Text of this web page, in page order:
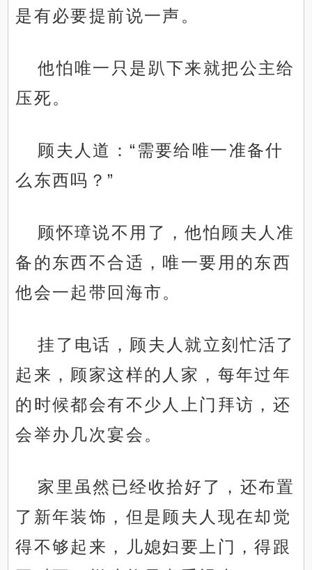
是有必要提前说一声。
他怕唯一只是趴下来就把公主给
压死。
顾夫人道：“需要给唯一准备什
么东西吗？”
顾怀璋说不用了，他怕顾夫人准
备的东西不合适，唯一要用的东西
他会一起带回海市。
挂了电话，顾夫人就立刻忙活了
起来，顾家这样的人家，每年过年
的时候都会有不少人上门拜访，还
会举办几次宴会。
家里虽然已经收拾好了，还布置
了新年装饰，但是顾夫人现在却觉
得不够起来，儿媳妇要上门，得跟